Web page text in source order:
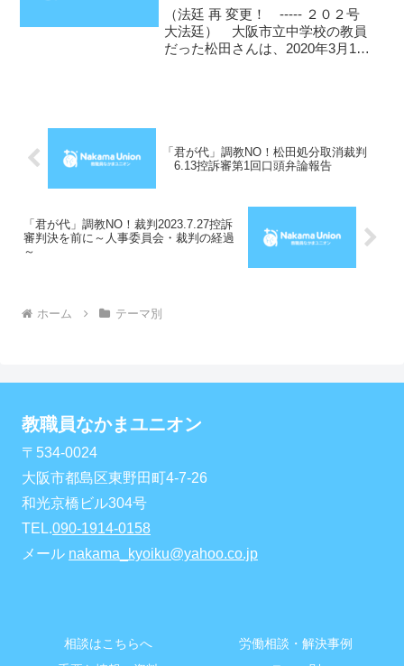
（法廷 再 変更！ ----- ２０２号
大法廷） 大阪市立中学校の教員
だった松田さんは、2020年3月15
「君が代」調教NO！松田処分取消裁判
6.13控訴審第1回口頭弁論報告
「君が代」調教NO！裁判2023.7.27控訴
審判決を前に～人事委員会・裁判の経過
～
ホーム テーマ別
教職員なかまユニオン
〒534-0024
大阪市都島区東野田町4-7-26
和光京橋ビル304号
TEL.090-1914-0158
メール nakama_kyoiku@yahoo.co.jp
相談はこちらへ
労働相談・解決事例